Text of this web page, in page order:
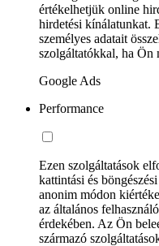
értékelhetjük online
hirdetési kínálatunkat.
személyes adatait
szolgáltatókkal, ha Ön
Google Ads
Performance
Ezen szolgáltatások
kattintási és
anonim módon
az általános
érdekében. Az Ön
származó